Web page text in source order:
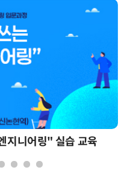
지니어링" 실습 교육